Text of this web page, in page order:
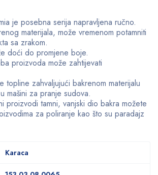
je posebna serija napravljena ručno.
materijala, može vremenom potamniti
sa zrakom.
doći do promjene boje.
proizvoda može zahtijevati
topline zahvaljujući bakrenom materijalu
mašini za pranje sudova.
proizvodi tamni, vanjski dio bakra možete
za poliranje kao što su paradajz
Karaca